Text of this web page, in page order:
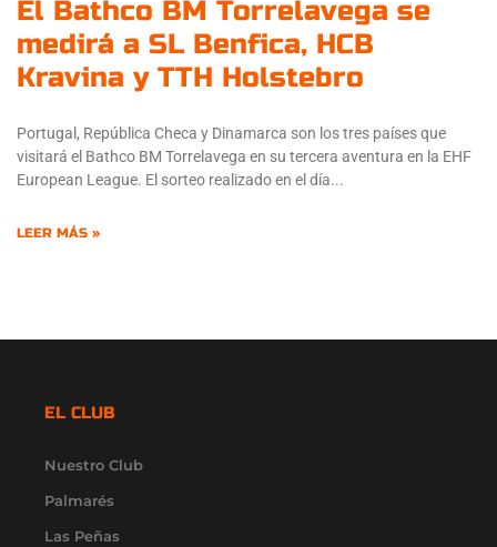
El Bathco BM Torrelavega se
medirá a SL Benfica, HCB
Kravina y TTH Holstebro
Portugal, República Checa y Dinamarca son los tres países que
visitará el Bathco BM Torrelavega en su tercera aventura en la EHF
European League. El sorteo realizado en el día
LEER MÁS »
EL CLUB
Nuestro Club
Palmarés
Las Peñas